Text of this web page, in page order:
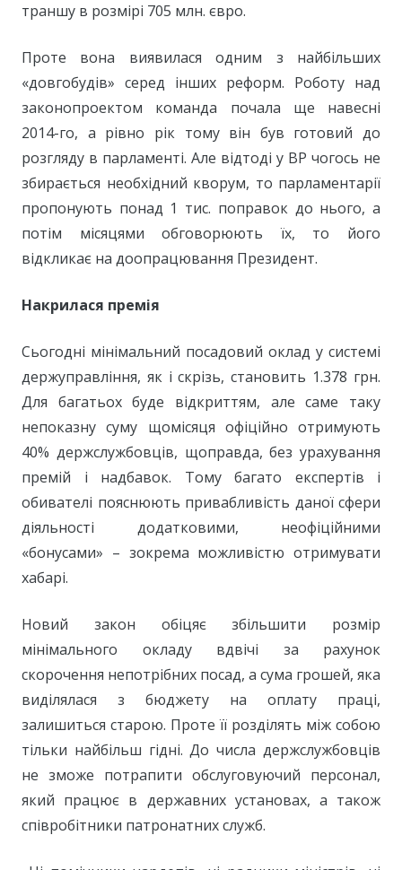
траншу в розмірі 705 млн. євро.
Проте вона виявилася одним з найбільших
«довгобудів» серед інших реформ. Роботу над
законопроектом команда почала ще навесні
2014-го, а рівно рік тому він був готовий до
розгляду в парламенті. Але відтоді у ВР чогось не
збирається необхідний кворум, то парламентарії
пропонують понад 1 тис. поправок до нього, а
потім місяцями обговорюють їх, то його
відкликає на доопрацювання Президент.
Накрилася премія
Сьогодні мінімальний посадовий оклад у системі
держуправління, як і скрізь, становить 1.378 грн.
Для багатьох буде відкриттям, але саме таку
непоказну суму щомісяця офіційно отримують
40% держслужбовців, щоправда, без урахування
премій і надбавок. Тому багато експертів і
обивателі пояснюють привабливість даної сфери
діяльності додатковими, неофіційними
«бонусами» – зокрема можливістю отримувати
хабарі.
Новий закон обіцяє збільшити розмір
мінімального окладу вдвічі за рахунок
скорочення непотрібних посад, а сума грошей, яка
виділялася з бюджету на оплату праці,
залишиться старою. Проте її розділять між собою
тільки найбільш гідні. До числа держслужбовців
не зможе потрапити обслуговуючий персонал,
який працює в державних установах, а також
співробітники патронатних служб.